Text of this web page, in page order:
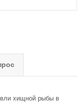
хищной рыбы в